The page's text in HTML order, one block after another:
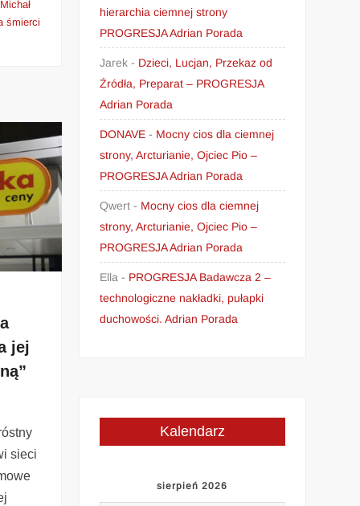
Michał
śmierci
jej
sieci
hierarchia ciemnej strony
PROGRESJA Adrian Porada
Jarek - Dzieci, Lucjan, Przekaz od
Źródła, Preparat – PROGRESJA
Adrian Porada
DONAVE - Mocny cios dla ciemnej
strony, Arcturianie, Ojciec Pio –
PROGRESJA Adrian Porada
Qwert - Mocny cios dla ciemnej
strony, Arcturianie, Ojciec Pio –
PROGRESJA Adrian Porada
Ella - PROGRESJA Badawcza 2 –
technologiczne nakładki, pułapki
duchowości. Adrian Porada
Kalendarz
sierpień 2026